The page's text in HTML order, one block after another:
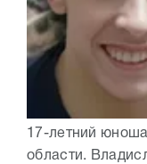
17-летний
области.